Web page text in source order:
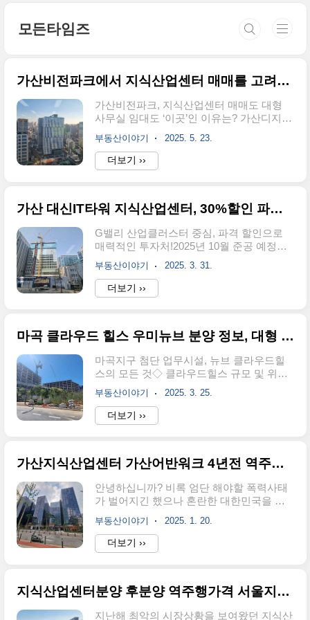
모든타임즈
가산비전파크에서 지식산업센터 매매를 고려해야 하는 현실적인 이유
가산비전파크, 지식산업센터 매매도 대형
사무실 임대도 ‘이곳’인 이유는? 가산디지털
단지, 수많은 지식산업센터 중에서도 왜 유
독 '가산비전파크'가 주목받는 걸까요?매매
도, 임대도 다들 이곳을 고르는 이유가 궁금
하다면 지금부터 집중! 안녕하세요! 가산·구
요즘 이곳이 지식산업센터 매수자와 대형
더라고요.저도 “왜 다들 이 빌딩만 찾을까?”
궁금해서 실제 매물도 보고 임대 담당자에
게 직접 물어봤습니다. 오늘은 그 이유를 하
나씩 풀어드릴게요.목차가산비전파크의 강
력한 입지 조건 매매도 OK, 임대도 OK 다양
부동산이야기 2025. 5. 23.
더보기 ››
가산 대신IT타워 지식산업센터, 30%할인 파격 분양가로 분양 시작
G밸리 산업클러스터 중심, 파격 할인으로
매력적인 투자처!2025년 10월 준공 예정인
가산 대신IT타워가 완공을 1년여 앞두고 있
습니다. 서울 금천구 가산동에 위치한 이 지
식산업센터는 지하 4층부터 지상 15층, 총
220실 규모로 건설 중입니다. 대형 면적을
을 제공합니다. 현재 일반분양이 진행 중이
로 분양가의 30%할인 조건을 내걸었습니
다. 장기적으로 G밸리 산업클러스터의 최적
위치, 높은 전용률, 고품격 내부 시설, 우수
한 교통 환경 등을 강조하며 투자 가치를 주
장하고 있습니다.가산 대신IT타워서울 금천
부동산이야기 2025. 3. 31.
더보기 ››
마곡 클라우드 힐스 우미뉴브 분양 정보, 대형 사무실과 업무시설 임대 분양 총정리
마곡지구 첨단 업무시설, 뉴브 클라우드힐
스의 모든 것◇ 클라우드힐스 규모 및 위
치 마곡지구의 '뉴브 클라우드힐스'는 우미
건설 컨소시엄이 공급하는 대규모 첨단 업
무시설로, 2025년 5월 입주 예정입니다. 지
하 4층에서 지상 11층까지 연면적 약 9만
지는 지하철 9호선 양천향교역과 마곡나루
로를 통해 서울 주요 업무지구와 공항 접근
성이 뛰어납니다. 주변에는 LG, 롯데, 코오
롱 등 대기업이 밀집해 있어 비즈니스 네트
힐스 환경 또한 서울식물원과 습지생태공원
부동산이야기 2025. 3. 25.
더보기 ››
가산지식산업센터 가산어반워크 4년전 역주행가로 재 분양
안녕하십니까? 비록 엄단 해야할 폭력사태
가 벌어지긴 했으나 혼란한 대한민국을 정
리한 정치적사건이 일단락 됨에 따라 경제
회복에 대한 기대감이 커지는 월요일입니
다. 침체일로를 걷고 지식산업센터 시장도
이제 상승을 기대해 보면서 오늘 아주 특별
게도 계약 취소분이 발생되어 4년전 역주행
부동산이야기 2025. 1. 20.
더보기 ››
지식산업센터분양 후분양 역주행가격 서울지식산업센터 비젼파크 상담쇄도
지난해 최악의 시장상황을 보여왔던 지식산